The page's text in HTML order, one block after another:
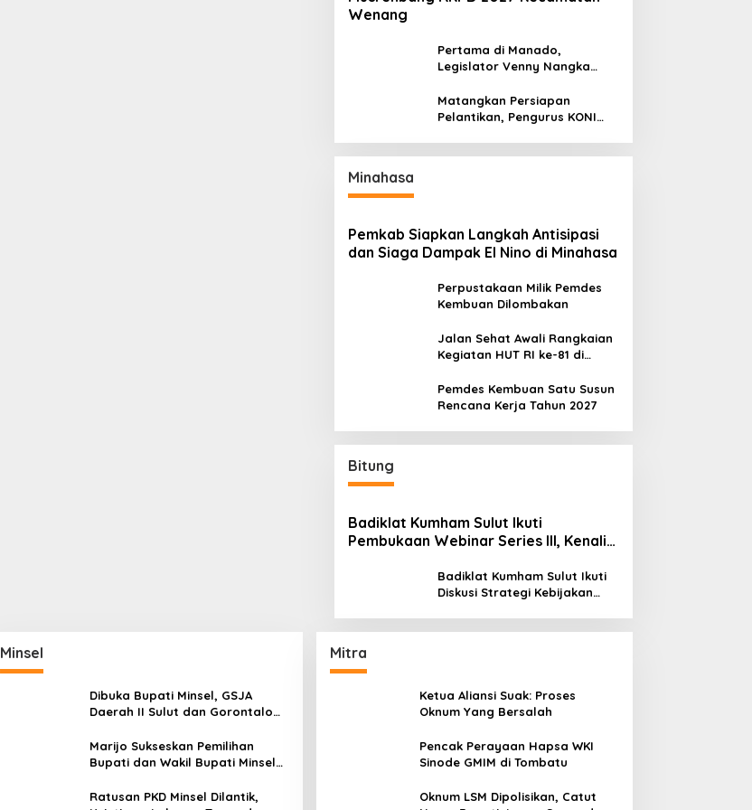
Wenang
Pertama di Manado,
Legislator Venny Nangka
Titiwungen Utara
Matangkan Persiapan
Pelantikan, Pengurus KONI
Minahasa
Pemkab Siapkan Langkah Antisipasi
dan Siaga Dampak El Nino di Minahasa
Perpustakaan Milik Pemdes
Kembuan Dilombakan
Jalan Sehat Awali Rangkaian
Kegiatan HUT RI ke-81 di
Pemdes Kembuan Satu Susun
Rencana Kerja Tahun 2027
Bitung
Badiklat Kumham Sulut Ikuti
Pembukaan Webinar Series III, Kenali
Badiklat Kumham Sulut Ikuti
Diskusi Strategi Kebijakan
Minsel
Dibuka Bupati Minsel, GSJA
Daerah II Sulut dan Gorontalo
Amurang
Marijo Sukseskan Pemilihan
Bupati dan Wakil Bupati Minsel
Ratusan PKD Minsel Dilantik,
Mitra
Ketua Aliansi Suak: Proses
Oknum Yang Bersalah
Pencak Perayaan Hapsa WKI
Sinode GMIM di Tombatu
Oknum LSM Dipolisikan, Catut